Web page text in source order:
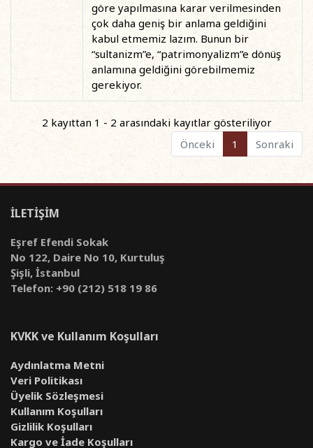
göre yapılmasına karar verilmesinden
çok daha geniş bir anlama geldiğini
kabul etmemiz lazım. Bunun bir
“sultanizm”e, “patrimonyalizm”e dönüş
anlamına geldiğini görebilmemiz
gerekiyor.
2 kayıttan 1 - 2 arasındaki kayıtlar gösteriliyor
Önceki
1 Sonraki
İLETİŞİM
Eşref Efendi Sokak
No 122, Daire No 10, Kurtuluş
Şişli, İstanbul
Telefon: +90 (212) 518 19 86
KVKK ve Kullanım Koşulları
Aydınlatma Metni
Veri Politikası
Üyelik Sözleşmesi
Kullanım Koşulları
Gizlilik Koşulları
Kargo ve İade Koşulları